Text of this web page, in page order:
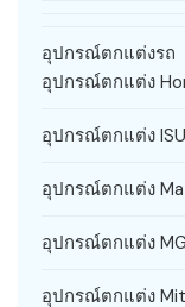
อุปกรณ์ตกแต่งรถ
อุปกรณ์ตกแต่ง
อุปกรณ์ตกแต่ง
อุปกรณ์ตกแต่ง
อุปกรณ์ตกแต่ง MG
อุปกรณ์ตกแต่ง